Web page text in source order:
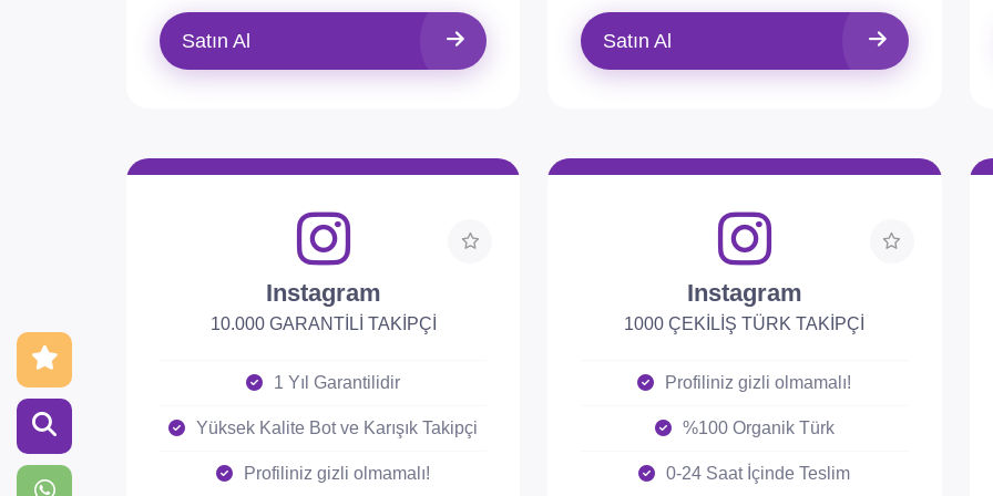
Satın Al Satın Al
Instagram
10.000 GARANTİLİ TAKİPÇİ
1 Yıl Garantilidir
Yüksek Kalite Bot ve Karışık Takipçi
Profiliniz gizli olmamalı!
Instagram
1000 ÇEKİLİŞ TÜRK TAKİPÇİ
Profiliniz gizli olmamalı!
%100 Organik Türk
0-24 Saat İçinde Teslim